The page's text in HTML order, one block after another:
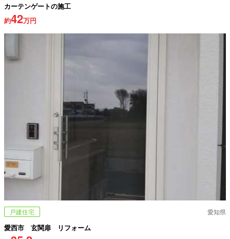
カーテンゲートの施工
約42万円
戸建住宅 愛知県
愛西市 玄関扉 リフォーム